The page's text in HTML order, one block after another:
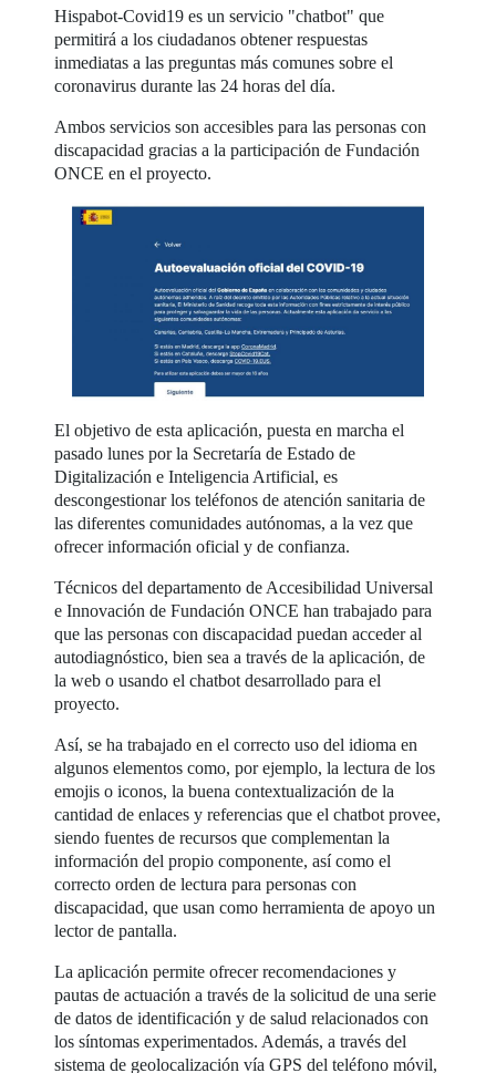
Hispabot-Covid19 es un servicio "chatbot" que
permitirá a los ciudadanos obtener respuestas
inmediatas a las preguntas más comunes sobre el
coronavirus durante las 24 horas del día.
Ambos servicios son accesibles para las personas con
discapacidad gracias a la participación de Fundación
ONCE en el proyecto.
El objetivo de esta aplicación, puesta en marcha el
pasado lunes por la Secretaría de Estado de
Digitalización e Inteligencia Artificial, es
descongestionar los teléfonos de atención sanitaria de
las diferentes comunidades autónomas, a la vez que
ofrecer información oficial y de confianza.
Técnicos del departamento de Accesibilidad Universal
e Innovación de Fundación ONCE han trabajado para
que las personas con discapacidad puedan acceder al
autodiagnóstico, bien sea a través de la aplicación, de
la web o usando el chatbot desarrollado para el
proyecto.
Así, se ha trabajado en el correcto uso del idioma en
algunos elementos como, por ejemplo, la lectura de los
emojis o iconos, la buena contextualización de la
cantidad de enlaces y referencias que el chatbot provee,
siendo fuentes de recursos que complementan la
información del propio componente, así como el
correcto orden de lectura para personas con
discapacidad, que usan como herramienta de apoyo un
lector de pantalla.
La aplicación permite ofrecer recomendaciones y
pautas de actuación a través de la solicitud de una serie
de datos de identificación y de salud relacionados con
los síntomas experimentados. Además, a través del
sistema de geolocalización vía GPS del teléfono móvil,